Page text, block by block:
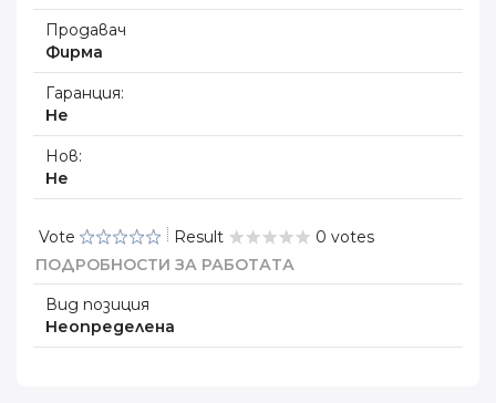
Продавач
Фирма
Гаранция:
Не
Нов:
Не
Vote Result
0 votes
ПОДРОБНОСТИ ЗА РАБОТАТА
Вид позиция
Неопределена